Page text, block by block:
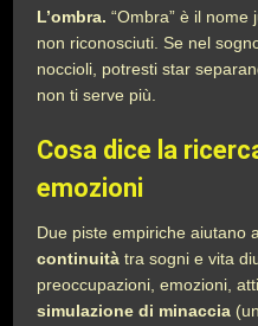
L’ombra. “Ombra” è il
non riconosciuti. Se nel
noccioli, potresti star
non ti serve più.
Cosa dice la
emozioni
Due piste empiriche aiutano
continuità tra sogni e vita
preoccupazioni, emozioni,
simulazione di minaccia